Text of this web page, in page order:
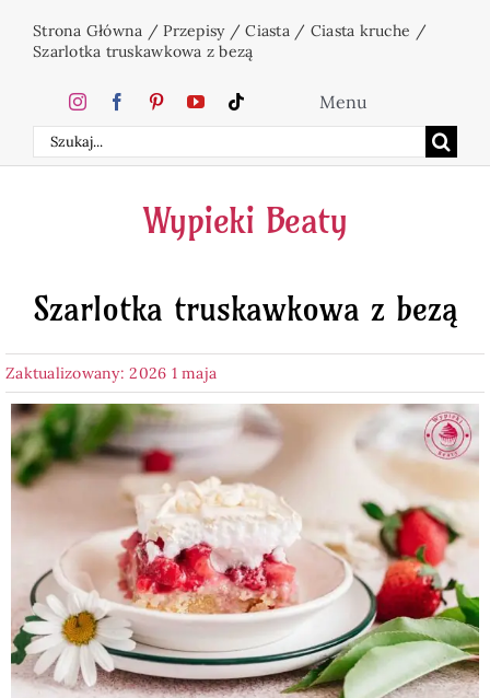
Strona Główna /Przepisy/Ciasta/ Ciasta kruche /
Szarlotka truskawkowa z bezą
Szukaj
Menu
Home
Ciasta
Desery
Napoje
Pieczywo
Przetwory
Posiłki
Wypieki Beaty
Szarlotka truskawkowa z bezą
Zaktualizowany: 2026 1 maja